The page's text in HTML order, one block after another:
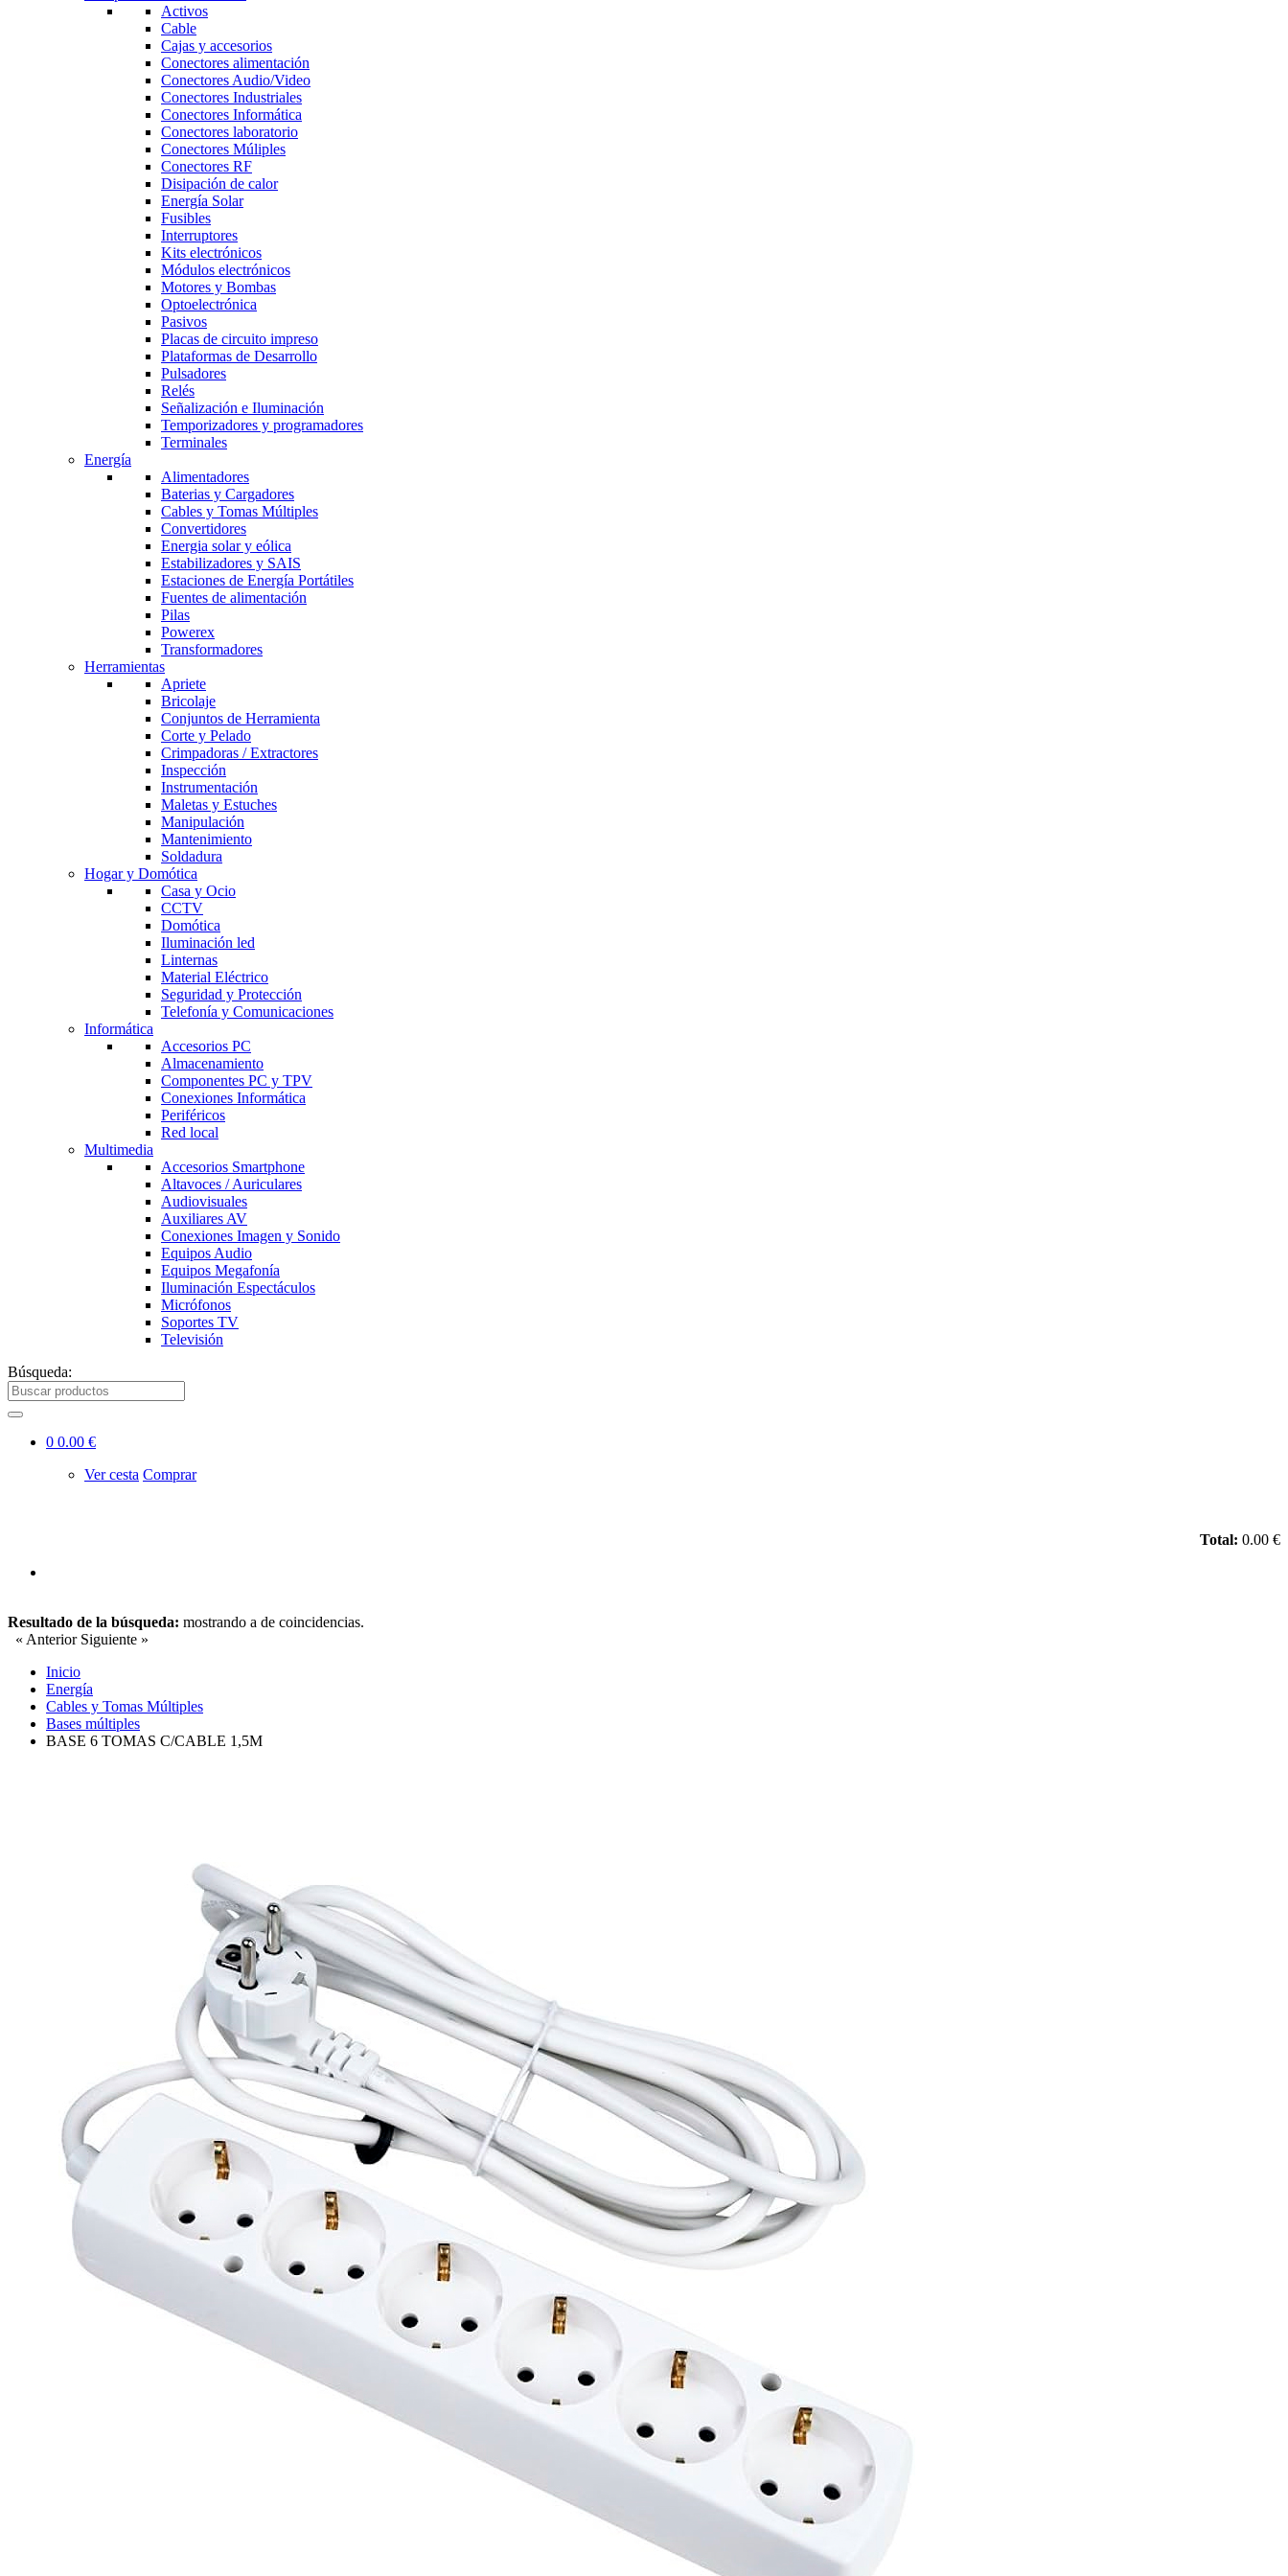
Activos
Cable
Cajas y accesorios
Conectores alimentación
Conectores Audio/Video
Conectores Industriales
Conectores Informática
Conectores laboratorio
Conectores Múliples
Conectores RF
Disipación de calor
Energía Solar
Fusibles
Interruptores
Kits electrónicos
Módulos electrónicos
Motores y Bombas
Optoelectrónica
Pasivos
Placas de circuito impreso
Plataformas de Desarrollo
Pulsadores
Relés
Señalización e Iluminación
Temporizadores y programadores
Terminales
Energía
Alimentadores
Baterias y Cargadores
Cables y Tomas Múltiples
Convertidores
Energia solar y eólica
Estabilizadores y SAIS
Estaciones de Energía Portátiles
Fuentes de alimentación
Pilas
Powerex
Transformadores
Herramientas
Apriete
Bricolaje
Conjuntos de Herramienta
Corte y Pelado
Crimpadoras / Extractores
Inspección
Instrumentación
Maletas y Estuches
Manipulación
Mantenimiento
Soldadura
Hogar y Domótica
Casa y Ocio
CCTV
Domótica
Iluminación led
Linternas
Material Eléctrico
Seguridad y Protección
Telefonía y Comunicaciones
Informática
Accesorios PC
Almacenamiento
Componentes PC y TPV
Conexiones Informática
Periféricos
Red local
Multimedia
Accesorios Smartphone
Altavoces / Auriculares
Audiovisuales
Auxiliares AV
Conexiones Imagen y Sonido
Equipos Audio
Equipos Megafonía
Iluminación Espectáculos
Micrófonos
Soportes TV
Televisión
Búsqueda:
0 0.00 €
Ver cesta Comprar
Total: 0.00 €
Resultado de la búsqueda: mostrando a de coincidencias.
« Anterior Siguiente »
Inicio
Energía
Cables y Tomas Múltiples
Bases múltiples
BASE 6 TOMAS C/CABLE 1,5M